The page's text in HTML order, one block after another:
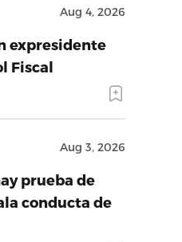
Aug 4, 2026
expresidente
Fiscal
Aug 3, 2026
prueba de
conducta de